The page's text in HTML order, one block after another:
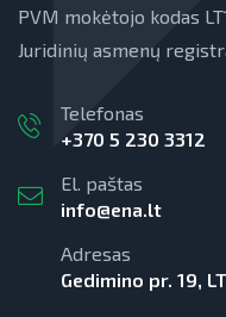
PVM mokėtojo kodas
Juridinių asmenų
Telefonas
+370 5 230 3312
El. paštas
info@ena.lt
Adresas
Gedimino pr. 19,